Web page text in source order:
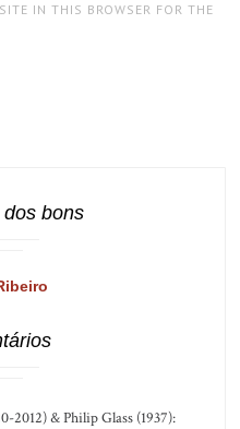
IN THIS BROWSER FOR THE
bons
2012) & Philip Glass (1937):